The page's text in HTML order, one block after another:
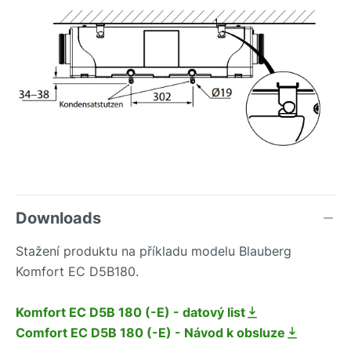
Downloads
Stažení produktu na příkladu modelu Blauberg
Komfort EC D5B180.
Komfort EC D5B 180 (-E) - datový list
Comfort EC D5B 180 (-E) - Návod k obsluze